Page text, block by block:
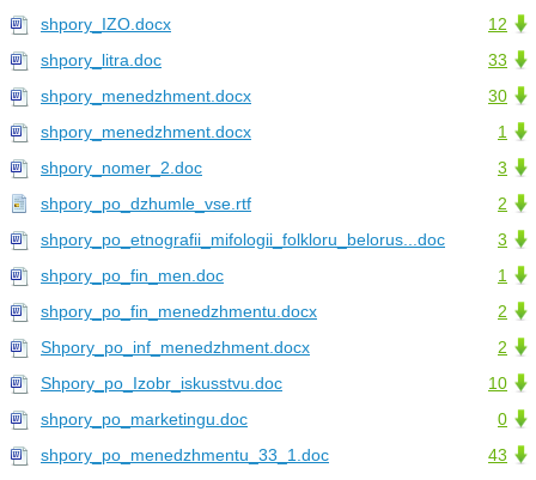
12
shpory_IZO.docx
33
shpory_litra.doc
30
shpory_menedzhment.docx
1
shpory_menedzhment.docx
3
shpory_nomer_2.doc
2
shpory_po_dzhumle_vse.rtf
3
shpory_po_etnografii_mifologii_folkloru_belorus...doc
1
shpory_po_fin_men.doc
2
shpory_po_fin_menedzhmentu.docx
2
Shpory_po_inf_menedzhment.docx
10
Shpory_po_Izobr_iskusstvu.doc
0
shpory_po_marketingu.doc
43
shpory_po_menedzhmentu_33_1.doc